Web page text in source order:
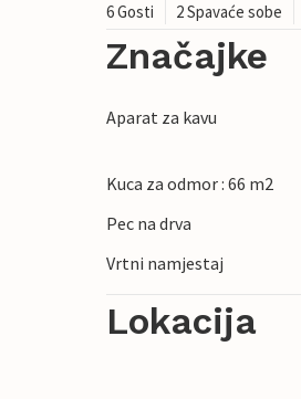
6 Gosti 2 Spavaće sobe
Značajke
Aparat za kavu
Kuca za odmor : 66 m2
Pec na drva
Vrtni namjestaj
Lokacija